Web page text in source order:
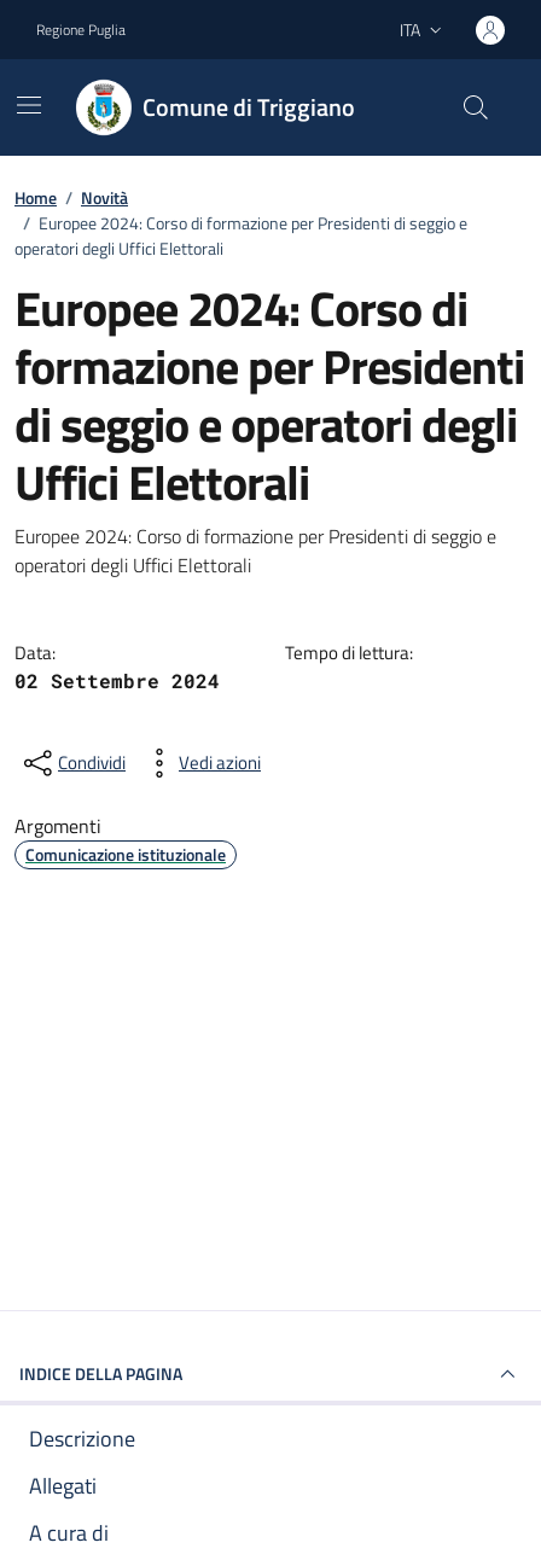
Regione Puglia Lingua attiva:
ITA
Comune di Triggiano
Home / Novità
/ Europee 2024: Corso di formazione per Presidenti di seggio e
operatori degli Uffici Elettorali
Europee 2024: Corso di
formazione per Presidenti
di seggio e operatori degli
Uffici Elettorali
Dettagli della notizia
Europee 2024: Corso di formazione per Presidenti di seggio e
operatori degli Uffici Elettorali
Data:
02 Settembre 2024
Tempo di lettura:
Condividi Vedi azioni
Argomenti
Comunicazione istituzionale
INDICE DELLA PAGINA
Descrizione
Allegati
A cura di